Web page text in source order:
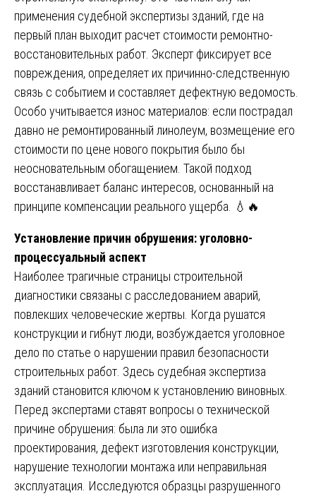
применения судебной экспертизы зданий, где на
первый план выходит расчет стоимости ремонтно-
восстановительных работ. Эксперт фиксирует все
повреждения, определяет их причинно-следственную
связь с событием и составляет дефектную ведомость.
Особо учитывается износ материалов: если пострадал
давно не ремонтированный линолеум, возмещение его
стоимости по цене нового покрытия было бы
неосновательным обогащением. Такой подход
восстанавливает баланс интересов, основанный на
принципе компенсации реального ущерба. 💧🔥
Установление причин обрушения: уголовно-
процессуальный аспект
Наиболее трагичные страницы строительной
диагностики связаны с расследованием аварий,
повлекших человеческие жертвы. Когда рушатся
конструкции и гибнут люди, возбуждается уголовное
дело по статье о нарушении правил безопасности
строительных работ. Здесь судебная экспертиза
зданий становится ключом к установлению виновных.
Перед экспертами ставят вопросы о технической
причине обрушения: была ли это ошибка
проектирования, дефект изготовления конструкции,
нарушение технологии монтажа или неправильная
эксплуатация. Исследуются образцы разрушенного